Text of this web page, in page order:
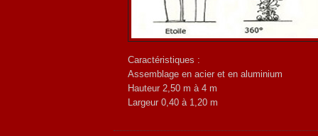
Caractéristiques :
Assemblage en acier et en aluminium
Hauteur 2,50 m à 4 m
Largeur 0,40 à 1,20 m